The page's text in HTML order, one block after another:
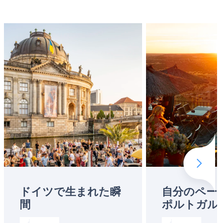
ドイツで生まれた瞬
間
自分のペ
ポルトガル
Next